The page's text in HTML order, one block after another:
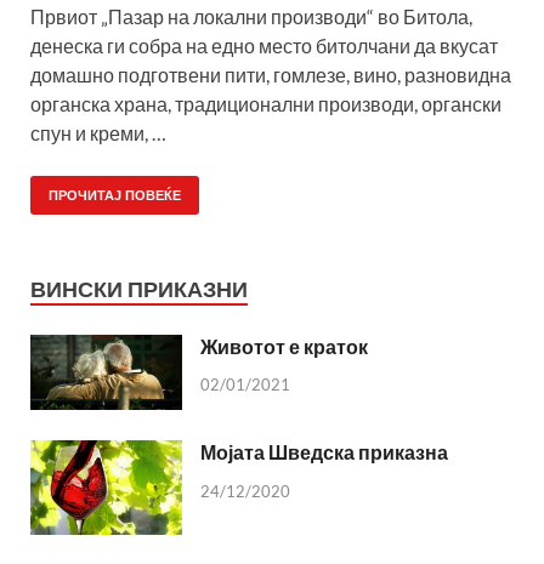
Првиот „Пазар на локални производи“ во Битола,
денеска ги собра на едно место битолчани да вкусат
домашно подготвени пити, гомлезе, вино, разновидна
органска храна, традиционални производи, органски
спун и креми, …
ПРОЧИТАЈ ПОВЕЌЕ
ВИНСКИ ПРИКАЗНИ
Животот е краток
02/01/2021
Мојата Шведска приказна
24/12/2020